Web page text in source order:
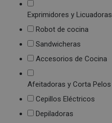
Exprimidores y Licuadoras
Robot de cocina
Sandwicheras
Accesorios de Cocina
Afeitadoras y Corta Pelos
Cepillos Eléctricos
Depiladoras